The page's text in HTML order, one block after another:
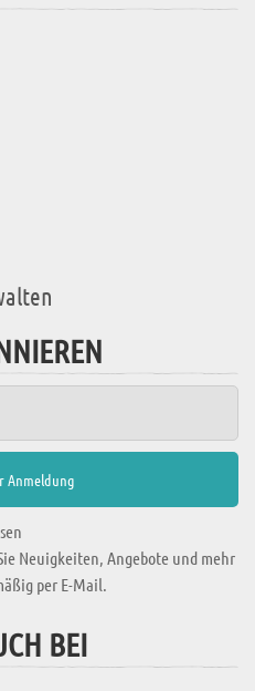
Neuigkeiten, Angebote und mehr
per E-Mail.
BEI